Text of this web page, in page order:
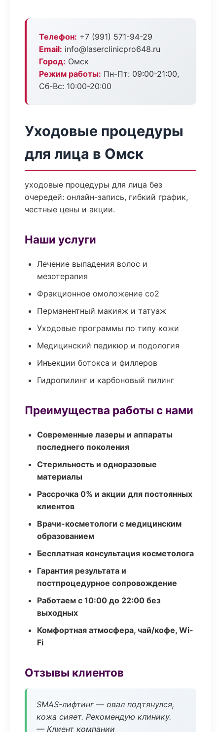
Телефон: +7 (991) 571-94-29
Email: info@laserclinicpro648.ru
Город: Омск
Режим работы: Пн-Пт: 09:00-21:00,
Сб-Вс: 10:00-20:00
Уходовые процедуры
для лица в Омск
уходовые процедуры для лица без
очередей: онлайн-запись, гибкий график,
честные цены и акции.
Наши услуги
Лечение выпадения волос и
мезотерапия
Фракционное омоложение co2
Перманентный макияж и татуаж
Уходовые программы по типу кожи
Медицинский педикюр и подология
Инъекции ботокса и филлеров
Гидропилинг и карбоновый пилинг
Преимущества работы с нами
Современные лазеры и аппараты
последнего поколения
Стерильность и одноразовые
материалы
Рассрочка 0% и акции для постоянных
клиентов
Врачи-косметологи с медицинским
образованием
Бесплатная консультация косметолога
Гарантия результата и
постпроцедурное сопровождение
Работаем с 10:00 до 22:00 без
выходных
Комфортная атмосфера, чай/кофе, Wi-
Fi
Отзывы клиентов
SMAS-лифтинг — овал подтянулся,
кожа сияет. Рекомендую клинику.
— Клиент компании